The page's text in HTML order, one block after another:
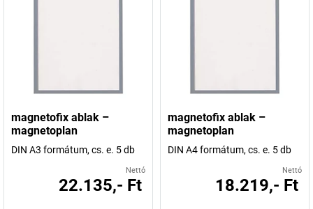
magnetofix ablak –
magnetoplan
DIN A3 formátum, cs. e. 5 db
Nettó
22.135,- Ft
magnetofix ablak –
magnetoplan
DIN A4 formátum, cs. e. 5 db
Nettó
18.219,- Ft